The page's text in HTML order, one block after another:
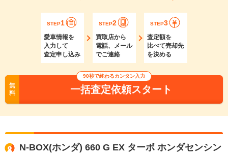
STEP1
愛車情報を
入力して
査定申し込み
STEP2
買取店から
電話、メール
でご連絡
STEP3
査定額を
比べて売却先
を決める
無
料
90秒で終わるカンタン入力
一括査定依頼スタート
N-BOX(ホンダ) 660 G EX ターボ ホンダセンシン